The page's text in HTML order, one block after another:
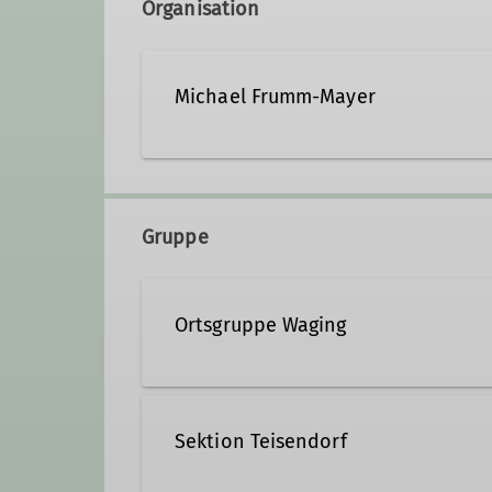
Organisation
Michael Frumm-Mayer
Wanderleiter*in
Gruppe
Ortsgruppe Waging
Sektion Teisendorf